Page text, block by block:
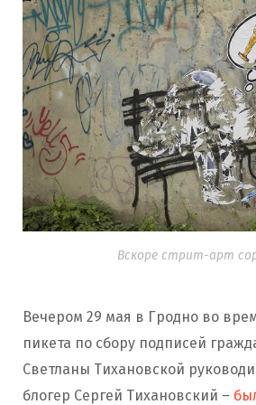
Вскоре стрит-арт
Вечером 29 мая в Гродно во
пикета по сбору подписей
Светланы Тихановской
блогер Сергей Тихановский –